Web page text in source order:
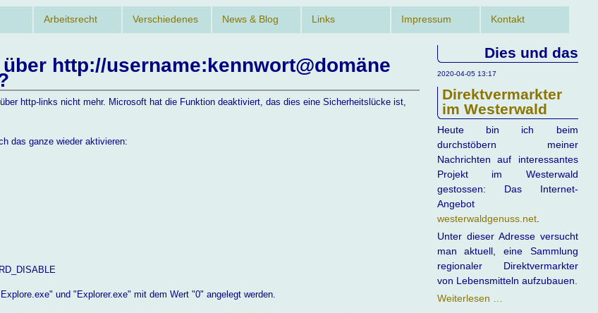
Arbeitsrecht Verschiedenes News & Blog Links Impressum Kontakt
http://username:kennwort@domäne
http-links nicht mehr. Microsoft hat die Funktion deaktiviert, das dies eine Sicherheitslücke ist,
das ganze wieder aktivieren:
und "Explorer.exe" mit dem Wert "0" angelegt werden.
Dies und das
2020-04-05 13:17
Direktvermarkter
im Westerwald
Heute bin ich beim
durchstöbern meiner
Nachrichten auf interessantes
Projekt im Westerwald
gestossen: Das Internet-
Angebot
westerwaldgenuss.net.
Unter dieser Adresse versucht
man aktuell, eine Sammlung
regionaler Direktvermarkter
von Lebensmitteln aufzubauen.
Weiterlesen …